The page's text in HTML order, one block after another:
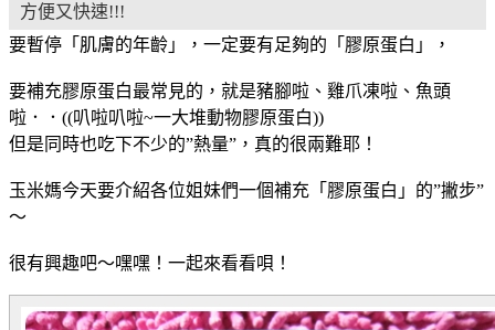
方便又快速!!!
要暫停「肌膚的年齡」，一定要有足夠的「膠原蛋白」，
要補充膠原蛋白最常見的，就是豬腳啦、雞爪凍啦、魚頭
啦．．((叭啦叭啦~一大堆動物膠原蛋白))
但是同時也吃下不少的”熱量”，真的很兩難耶！
玉米媽今天要介紹各位姐妹們一個補充「膠原蛋白」的”撇步”
～
很有興趣吧～嘿嘿！一起來看看唄！